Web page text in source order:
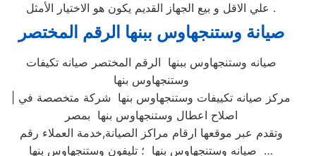
علي الاقل و بيع الجهاز القديم يكون هو الاختيار الأمثل .
صيانة وستنجهاوس ببنها الرقم المختصر
صيانه وستنجهاوس ببنها الرقم المختصر صيانه تكيفات
وستنجهاوس بنها
اصلاح اعطال وستنجهاوس بنها بمصر
وتقدم عبر موقعها ارقام مراكز الصيانة,خدمة العملاء رقم
صيانه وستنجهاوس بنها ؛ تليفون وستنجهاوس بنها …